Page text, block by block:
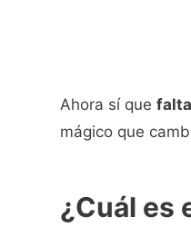
Ahora sí que
mágico que
¿Cuál es